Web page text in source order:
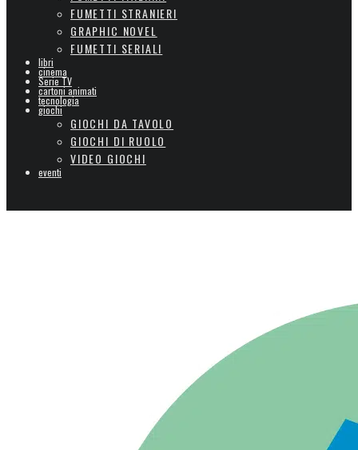
FUMETTI STRANIERI
GRAPHIC NOVEL
FUMETTI SERIALI
libri
cinema
Serie TV
cartoni animati
tecnologia
giochi
GIOCHI DA TAVOLO
GIOCHI DI RUOLO
VIDEO GIOCHI
eventi